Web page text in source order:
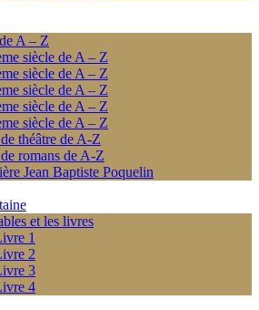
A – Z
siècle de A – Z
siècle de A – Z
siècle de A – Z
siècle de A – Z
siècle de A – Z
théâtre de A-Z
romans de A-Z
Jean Baptiste Poquelin
et les livres
1
2
3
4